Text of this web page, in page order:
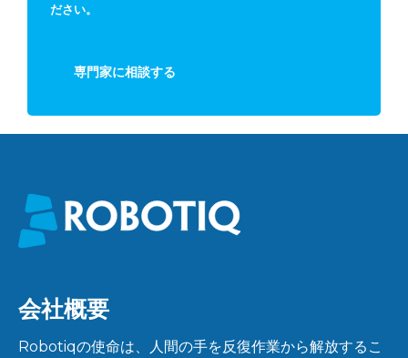
ださい。
専門家に相談する
会社概要
Robotiqの使命は、人間の手を反復作業から解放するこ